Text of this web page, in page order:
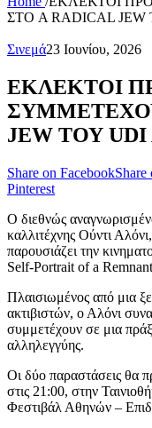
ΣΤΟ A RADICAL
Σινεμά23 Ιουνίου, 2026
ΕΚΛΕΚΤΟΙ
JEW ΤΟΥ
Share on Facebook
Pinterest
Ο διεθνώς
καλλιτέχνης Ούντι
παρουσιάζει την
Self-Portrait of a
Πλαισιωμένος από μια
ακτιβιστών, ο Αλόνι
συμμετέχουν σε μια
αλληλεγγύης.
Οι δύο παραστάσεις θα
στις 21:00, στην
Φεστιβάλ Αθηνών –